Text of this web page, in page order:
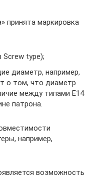
принята маркировка
Screw type);
диаметр, например,
о том, что диаметр
между типами Е14
патрона.
например,
возможность